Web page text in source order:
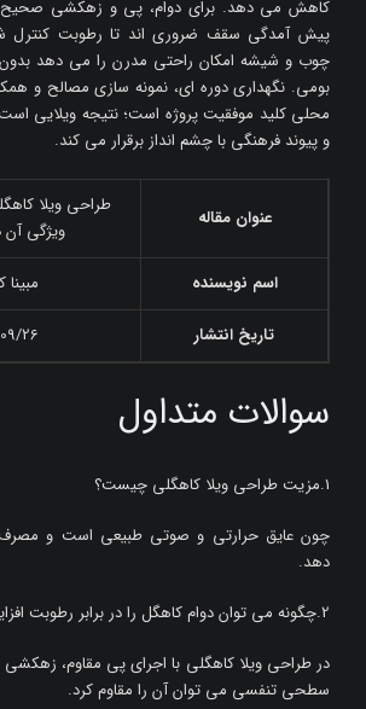
کاهش می دهد. برای دوام، پی و زهکشی
پیش آمدگی سقف ضروری اند تا رطوبت کنترل
چوب و شیشه امکان راحتی مدرن را می دهد
بومی. نگهداری دوره ای، نمونه سازی مصالح و
محلی کلید موفقیت پروژه است؛ نتیجه ویلایی
و پیوند فرهنگی با چشم انداز برقرار می کند.
عنوان مقاله
ویژگی
اسم نویسنده
تاریخ انتشار 26
سوالات متداول
1.مزیت طراحی ویلا کاهگلی چیست؟
چون عایق حرارتی و صوتی طبیعی است و
دهد.
2.چگونه می توان دوام کاهگل را در برابر رطوبت افزایش داد؟
در طراحی ویلا کاهگلی با اجرای پی مقاوم،
سطحی تنفسی می توان آن را مقاوم کرد.